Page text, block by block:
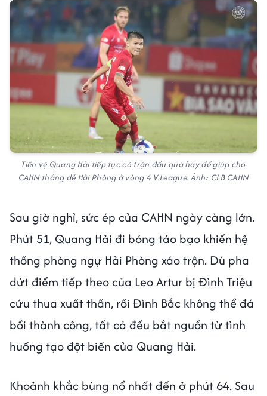
Tiền vệ Quang Hải tiếp tục có trận đấu quá hay để giúp cho
CAHN thắng dễ Hải Phòng ở vòng 4 V.League. Ảnh: CLB CAHN
Sau giờ nghỉ, sức ép của CAHN ngày càng lớn.
Phút 51, Quang Hải đi bóng táo bạo khiến hệ
thống phòng ngự Hải Phòng xáo trộn. Dù pha
dứt điểm tiếp theo của Leo Artur bị Đình Triệu
cứu thua xuất thần, rồi Đình Bắc không thể đá
bồi thành công, tất cả đều bắt nguồn từ tình
huống tạo đột biến của Quang Hải.
Khoảnh khắc bùng nổ nhất đến ở phút 64. Sau